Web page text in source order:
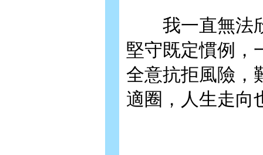
我一直無法欣
堅守既定慣例，
全意抗拒風險，
適圈，人生走向